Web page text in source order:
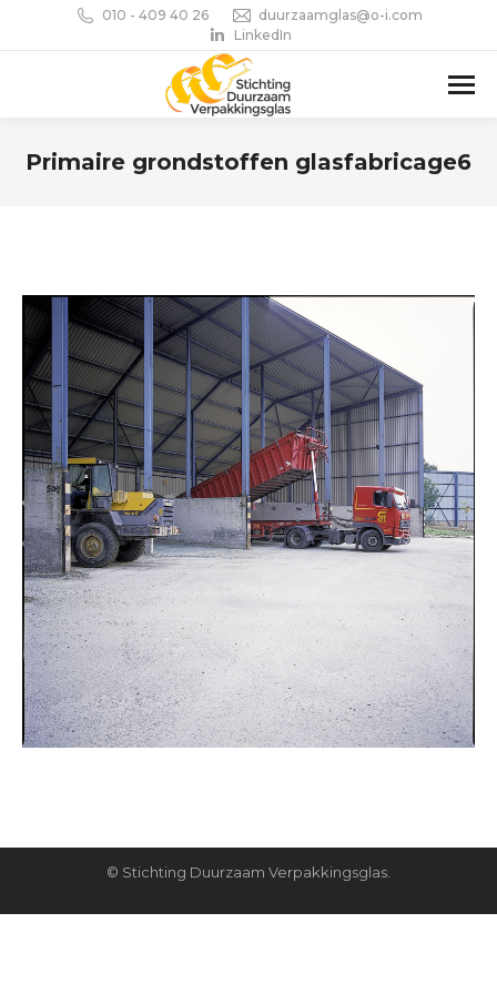
010 - 409 40 26
duurzaamglas@o-i.com
LinkedIn
Primaire grondstoffen glasfabricage6
© Stichting Duurzaam Verpakkingsglas.